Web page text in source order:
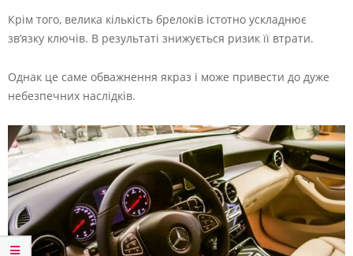
Крім того, велика кількість брелоків істотно ускладнює
зв’язку ключів. В результаті знижується ризик її втрати.
Однак це саме обважнення якраз і може привести до дуже
небезпечних наслідків.